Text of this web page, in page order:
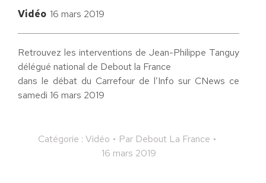
Vidéo 16 mars 2019
Retrouvez les interventions de Jean-Philippe Tanguy
délégué national de Debout la France
dans le débat du Carrefour de l’Info sur CNews ce
samedi 16 mars 2019
Catégorie : Vidéo Par Debout La France
16 mars 2019